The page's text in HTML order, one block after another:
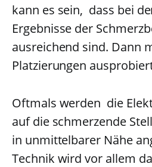
kann es sein, dass bei
Ergebnisse der
ausreichend sind. Dann
Platzierungen
Oftmals werden die
auf die schmerzende
in unmittelbarer Nähe
Technik wird vor allem